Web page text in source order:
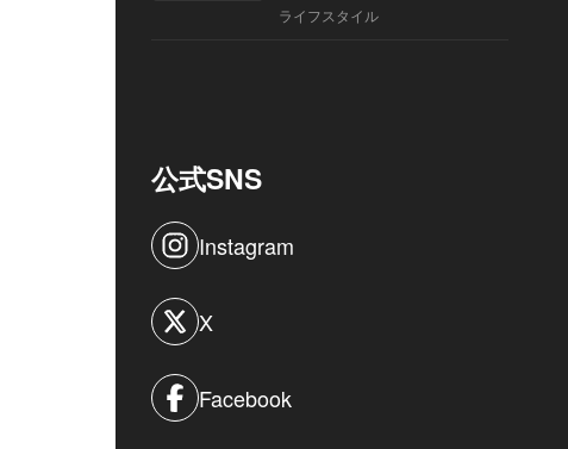
ライフスタイル
公式SNS
Instagram
X
Facebook